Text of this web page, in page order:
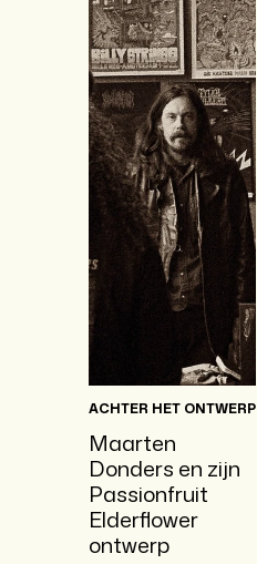
ACHTER HET ONTWERP
Maarten
Donders en zijn
Passionfruit
Elderflower
ontwerp